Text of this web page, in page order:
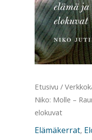
Etusivu /
Niko: Molle –
elokuvat
Elämäkerrat,